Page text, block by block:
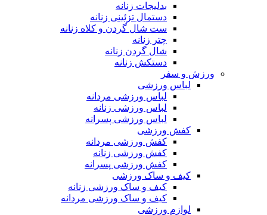
بدلیجات زنانه
دستمال تزئینی زنانه
ست شال گردن و کلاه زنانه
چتر زنانه
شال گردن زنانه
دستکش زنانه
ورزش و سفر
لباس ورزشی
لباس ورزشی مردانه
لباس ورزشی زنانه
لباس ورزشی پسرانه
کفش ورزشی
کفش ورزشی مردانه
کفش ورزشی زنانه
کفش ورزشی پسرانه
کیف و ساک ورزشی
کیف و ساک ورزشی زنانه
کیف و ساک ورزشی مردانه
لوازم ورزشی